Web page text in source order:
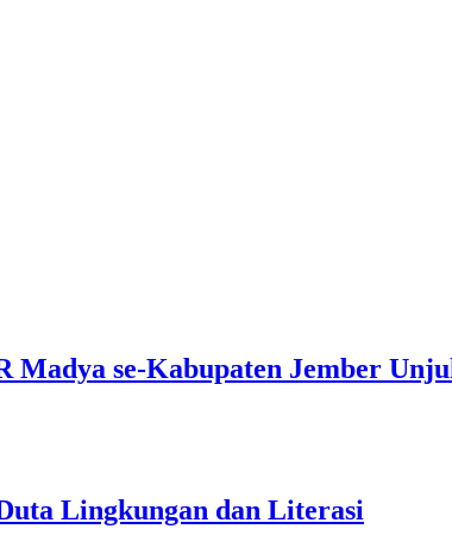
se-Kabupaten Jember
Lingkungan dan Literasi